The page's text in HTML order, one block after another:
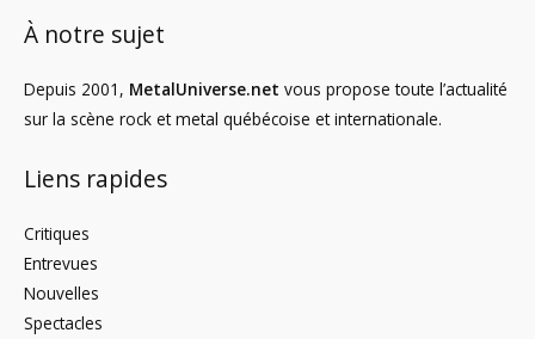
À notre sujet
Depuis 2001, MetalUniverse.net vous propose toute l’actualité
sur la scène rock et metal québécoise et internationale.
Liens rapides
Critiques
Entrevues
Nouvelles
Spectacles